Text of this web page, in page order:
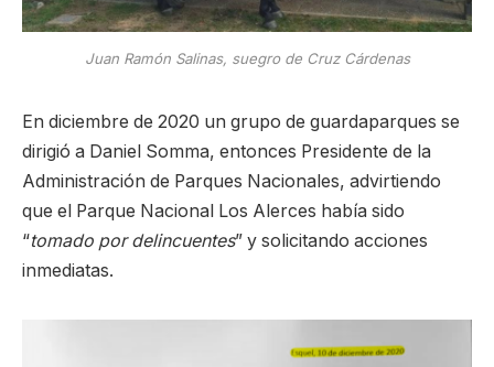
Juan Ramón Salinas, suegro de Cruz Cárdenas
En diciembre de 2020 un grupo de guardaparques se
dirigió a Daniel Somma, entonces Presidente de la
Administración de Parques Nacionales, advirtiendo
que el Parque Nacional Los Alerces había sido
“tomado por delincuentes” y solicitando acciones
inmediatas.